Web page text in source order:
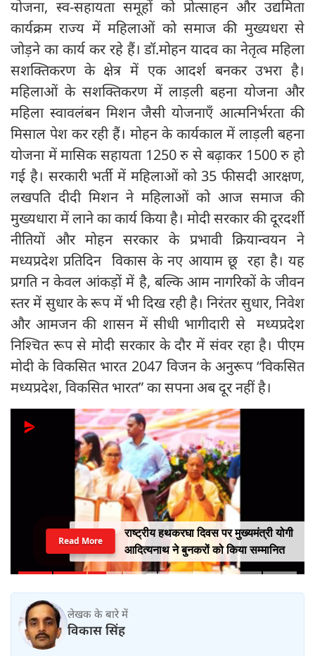
योजना, स्व-सहायता समूहों को प्रोत्साहन और उद्यमिता
कार्यक्रम राज्य में महिलाओं को समाज की मुख्यधरा से
जोड़ने का कार्य कर रहे हैं। डॉ.मोहन यादव का नेतृत्व महिला
सशक्तिकरण के क्षेत्र में एक आदर्श बनकर उभरा है।
महिलाओं के सशक्तिकरण में लाड़ली बहना योजना और
महिला स्वावलंबन मिशन जैसी योजनाएँ आत्मनिर्भरता की
मिसाल पेश कर रही हैं। मोहन के कार्यकाल में लाड़ली बहना
योजना में मासिक सहायता 1250 रु से बढ़ाकर 1500 रु हो
गई है। सरकारी भर्ती में महिलाओं को 35 फीसदी आरक्षण,
लखपति दीदी मिशन ने महिलाओं को आज समाज की
मुख्यधारा में लाने का कार्य किया है। मोदी सरकार की दूरदर्शी
नीतियों और मोहन सरकार के प्रभावी क्रियान्वयन ने
मध्यप्रदेश प्रतिदिन विकास के नए आयाम छू रहा है। यह
प्रगति न केवल आंकड़ों में है, बल्कि आम नागरिकों के जीवन
स्तर में सुधार के रूप में भी दिख रही है। निरंतर सुधार, निवेश
और आमजन की शासन में सीधी भागीदारी से मध्यप्रदेश
निश्चित रूप से मोदी सरकार के दौर में संवर रहा है। पीएम
मोदी के विकसित भारत 2047 विजन के अनुरूप “विकसित
मध्यप्रदेश, विकसित भारत” का सपना अब दूर नहीं है।
राष्ट्रीय हथकरघा दिवस पर मुख्यमंत्री योगी
आदित्यनाथ ने बुनकरों को किया सम्मानित
Read More
लेखक के बारे में
विकास सिंह